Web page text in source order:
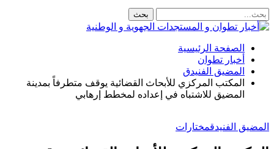
الصفحة الرئيسية
أخبار تطوان
المضيق الفنيدق
المكتب المركزي للأبحاث القضائية يوقف متطرفاً بمدينة
المضيق للاشتباه في إعداده لمخطط إرهابي
المضيق الفنيدقمختارات